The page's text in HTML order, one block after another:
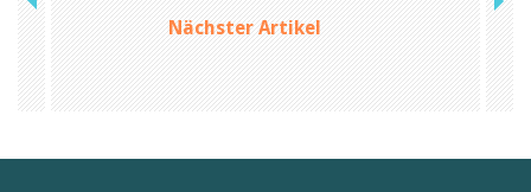
Alle Tags
Autoren
Julie Greub
Birgit Libiszewski
Nächster Artikel